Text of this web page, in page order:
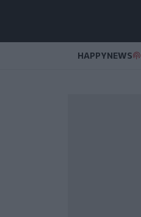
HAPPYNEWS